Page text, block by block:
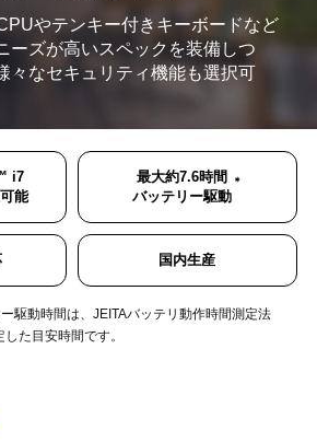
やテンキー付きキーボードなど
ーズが高いスペックを装備しつ
々なセキュリティ機能も選択可
i7
能
最大約7.6時間
バッテリー駆動
＊
国内生産
駆動時間は、JEITAバッテリ動作時間測定法
した目安時間です。